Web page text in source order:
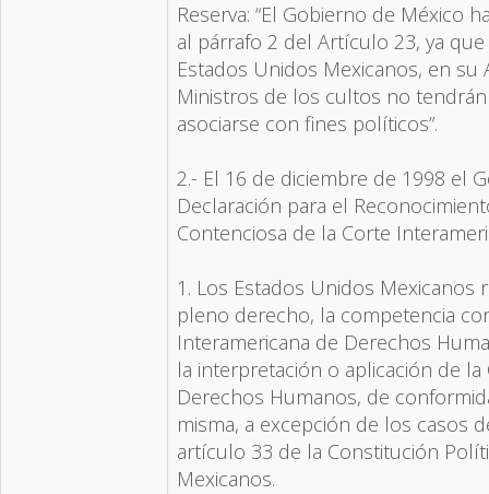
Reserva: “El Gobierno de México
al párrafo 2 del Artículo 23, ya
Estados Unidos Mexicanos, en
Ministros de los cultos no
asociarse con fines políticos”.
2.- El 16 de diciembre de 1998 el
Declaración para el
Contenciosa de la Corte
1. Los Estados Unidos
pleno derecho, la competencia
Interamericana de Derechos
la interpretación o aplicación de
Derechos Humanos, de
misma, a excepción de los casos
artículo 33 de la Constitución
Mexicanos.